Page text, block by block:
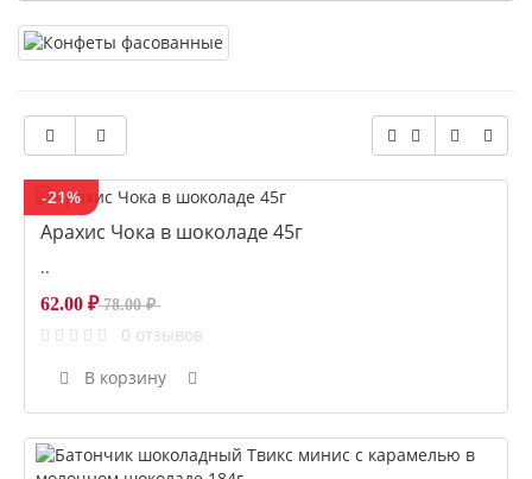
-21%
Арахис Чока в шоколаде 45г
..
78.00 ₽
62.00 ₽
0 отзывов
В корзину